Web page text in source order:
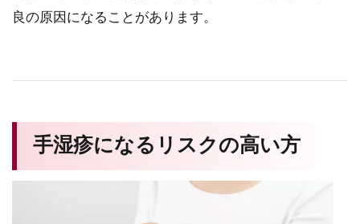
良の原因になることがあります。
手湿疹になるリスクの高い方